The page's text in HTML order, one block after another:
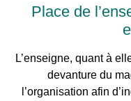
Place de
L’enseigne, quant à
devanture du
l’organisation afin